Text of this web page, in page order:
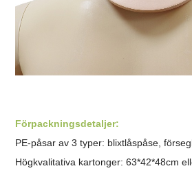
Förpackningsdetaljer:
PE-påsar av 3 typer: blixtlåspåse,
Högkvalitativa kartonger: 63*42*48cm